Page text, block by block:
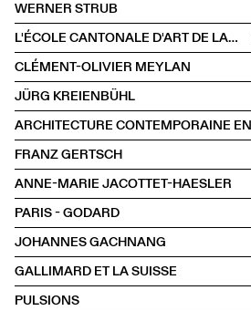
WERNER STRUB
L'ÉCOLE CANTONALE D'ART DE LAUSANNE
CLÉMENT-OLIVIER MEYLAN
JÜRG KREIENBÜHL
FRANZ GERTSCH
ANNE-MARIE JACOTTET-HAESLER
PARIS - GODARD
JOHANNES GACHNANG
GALLIMARD ET LA SUISSE
PULSIONS